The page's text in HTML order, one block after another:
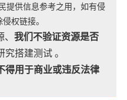
提供信息参考之用，如有侵
权链接。
我们不验证资源是否
搭建测试 。
得用于商业或违反法律